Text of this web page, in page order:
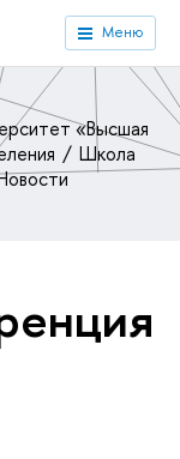
Меню
«Высшая
Школа